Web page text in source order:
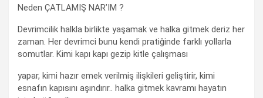
Neden ÇATLAMIŞ NAR’IM ?
Devrimcilik halkla birlikte yaşamak ve halka gitmek deriz her
zaman. Her devrimci bunu kendi pratiğinde farklı yollarla
somutlar. Kimi kapı kapı gezip kitle çalışması
yapar, kimi hazır emek verilmiş ilişkileri geliştirir, kimi
esnafın kapısını aşındırır.. halka gitmek kavramı hayatın